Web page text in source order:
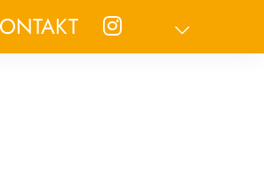
INSTAGRAM